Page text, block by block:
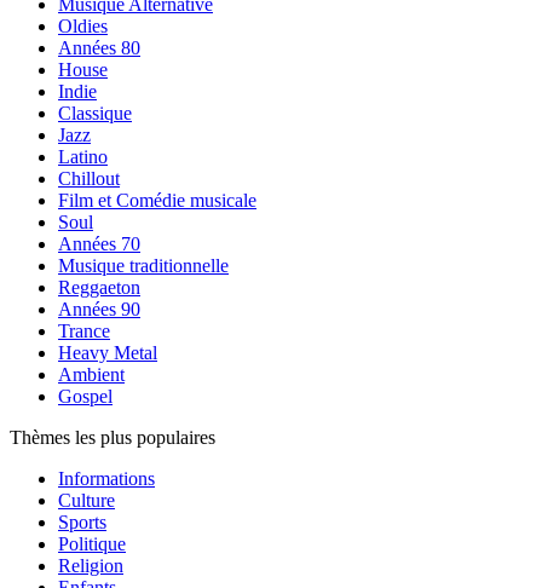
Musique Alternative
Oldies
Années 80
House
Indie
Classique
Jazz
Latino
Chillout
Film et Comédie musicale
Soul
Années 70
Musique traditionnelle
Reggaeton
Années 90
Trance
Heavy Metal
Ambient
Gospel
Thèmes les plus populaires
Informations
Culture
Sports
Politique
Religion